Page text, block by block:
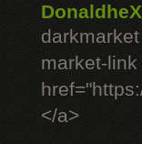
DonaldheX
market-
</a>